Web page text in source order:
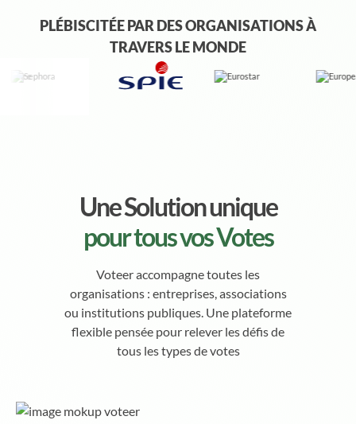
PLÉBISCITÉE PAR DES ORGANISATIONS À
TRAVERS LE MONDE
Une Solution unique
pour tous vos Votes
Voteer accompagne toutes les
organisations : entreprises, associations
ou institutions publiques. Une plateforme
flexible pensée pour relever les défis de
tous les types de votes